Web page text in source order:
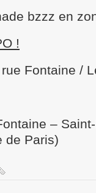
bzzz en
!
Fontaine /
–
de Paris)